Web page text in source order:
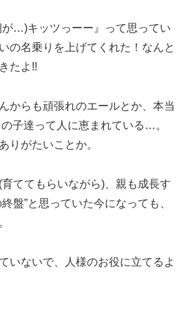
が…)キッツっーー』って思ってい
の名乗りを上げてくれた！なんと
たよ!!
からも頑張れのエールとか、本当
子達って人に恵まれている…。
りがたいことか。
ててもらいながら)、親も成長す
盤”と思っていた今になっても、
いないで、人様のお役に立てるよ